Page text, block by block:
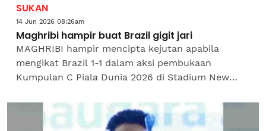
SUKAN
14 Jun 2026 08:26am
Maghribi hampir buat Brazil gigit jari
MAGHRIBI hampir mencipta kejutan apabila
mengikat Brazil 1-1 dalam aksi pembukaan
Kumpulan C Piala Dunia 2026 di Stadium New
dengan penuh berani apabila...